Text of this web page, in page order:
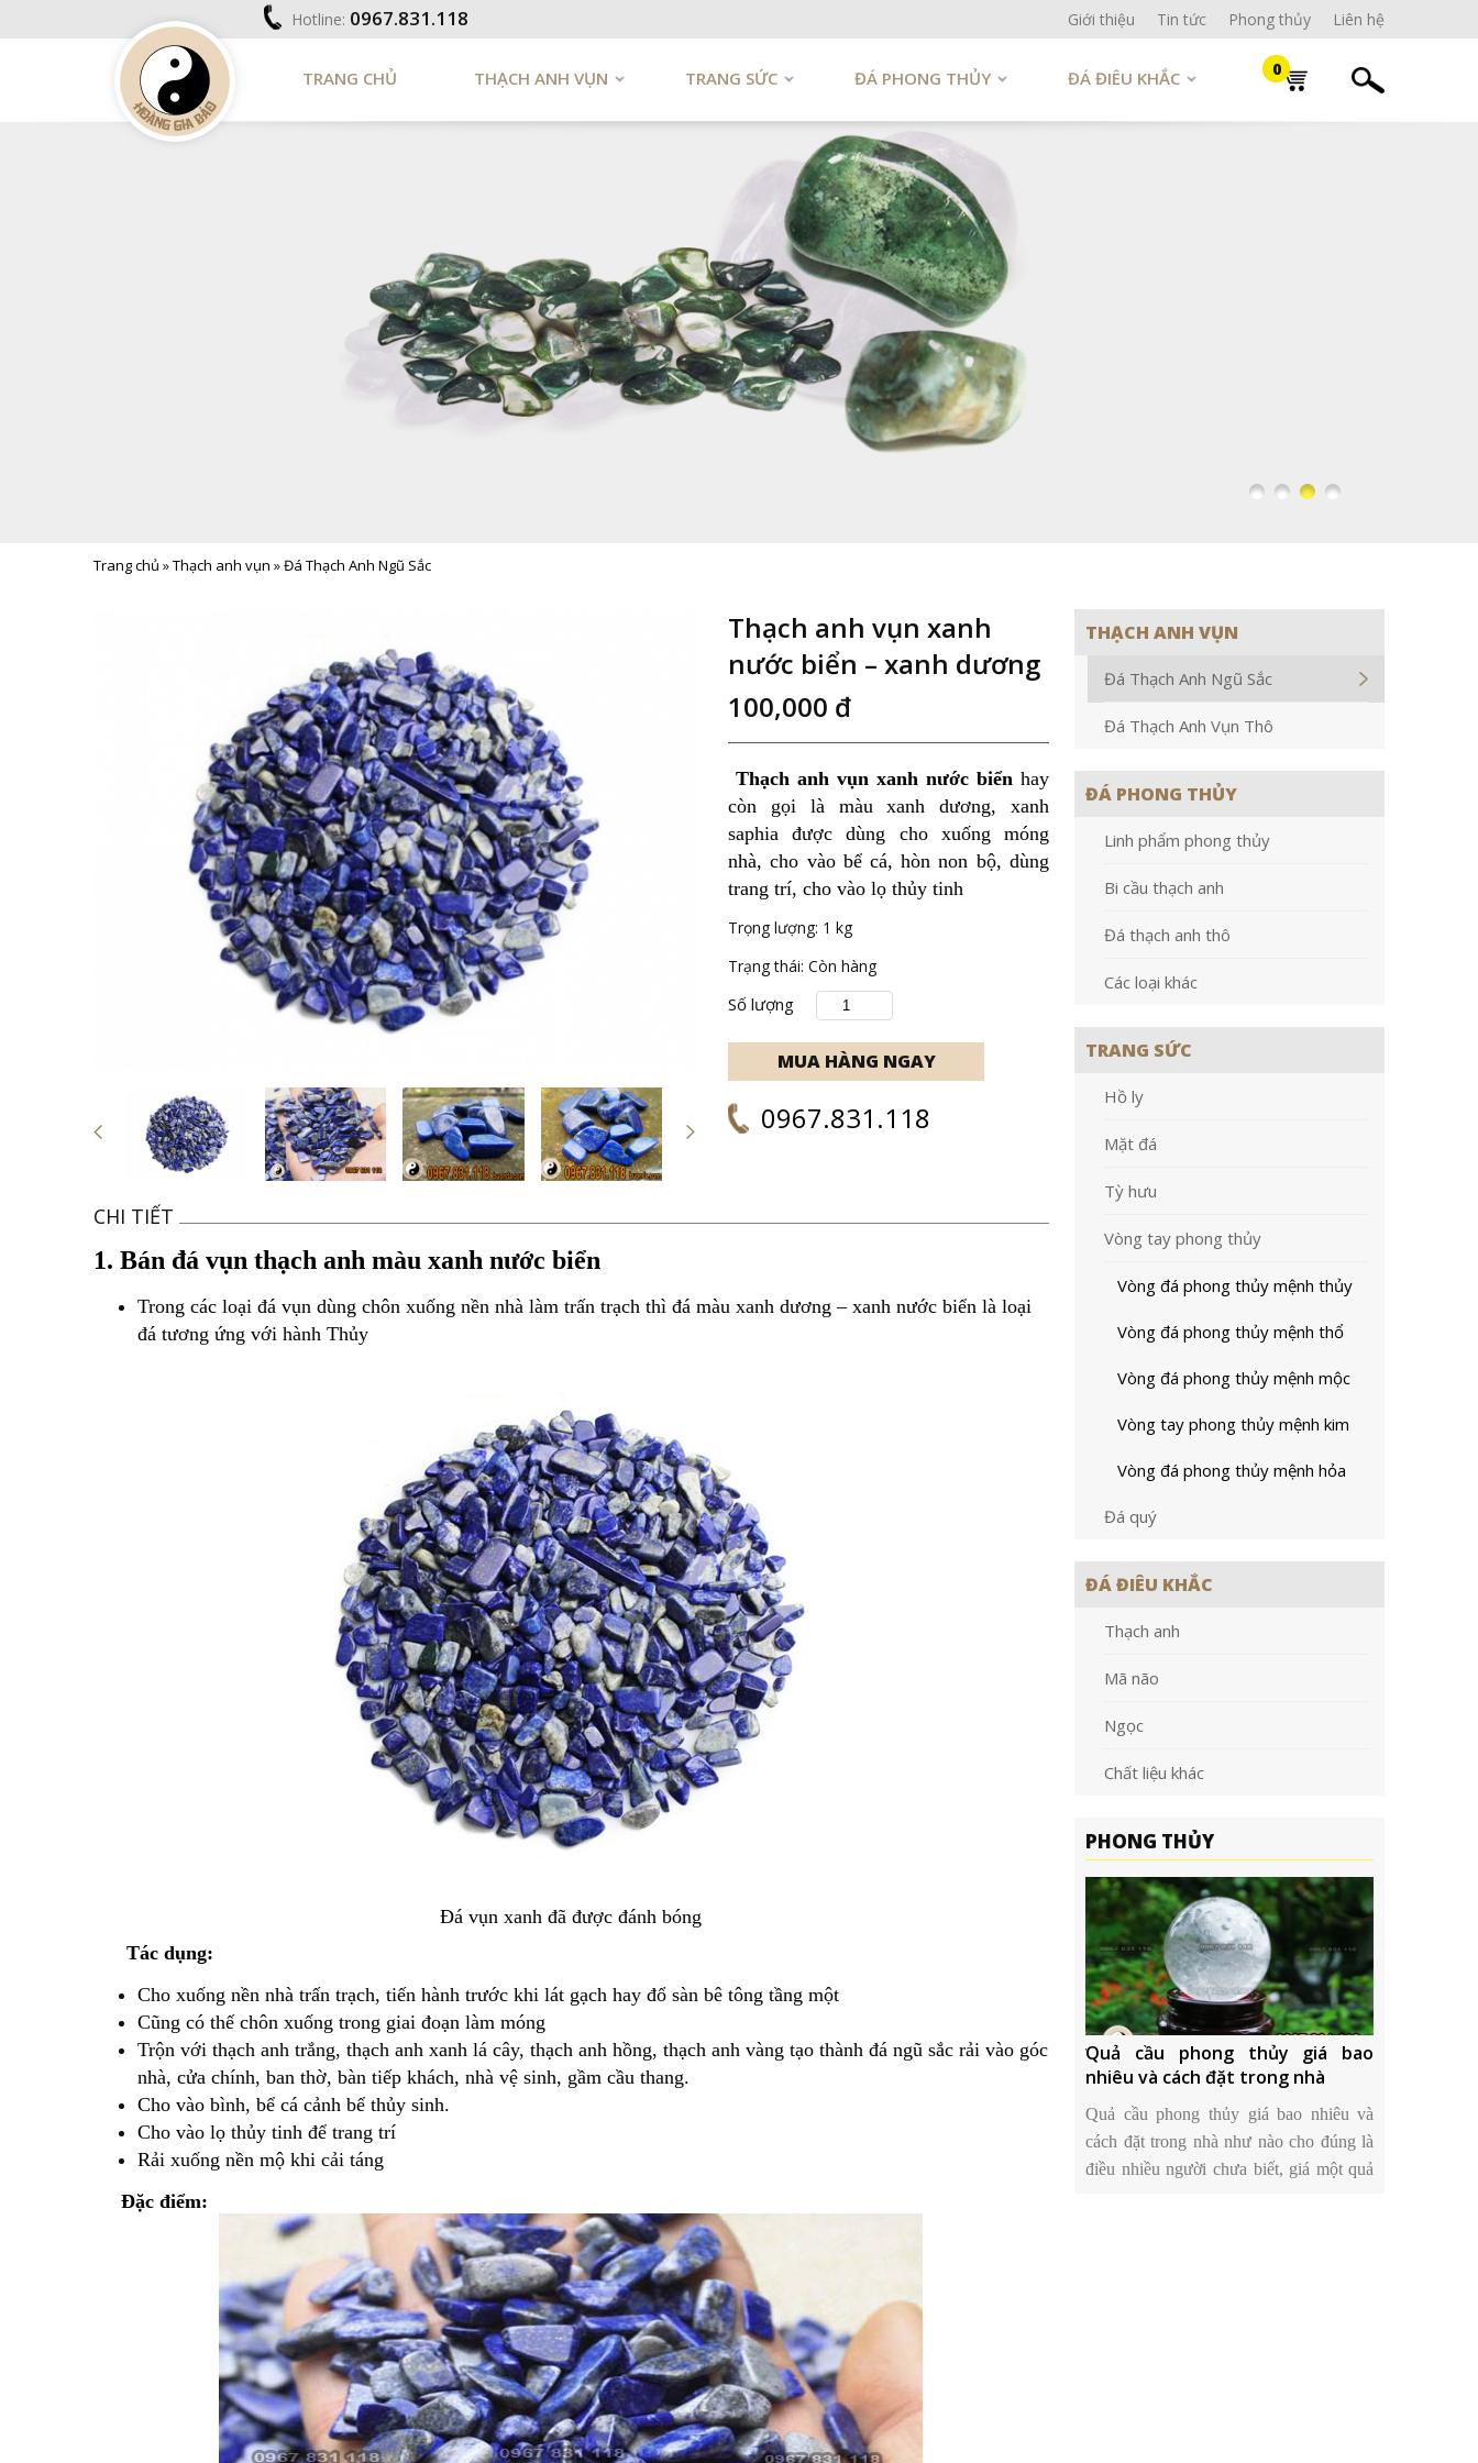
Hotline: 0967.831.118 Giới thiệu Tin tức Phong thủy Liên hệ
TRANG CHỦ THẠCH ANH VỤN TRANG SỨC ĐÁ PHONG THỦY ĐÁ ĐIÊU KHẮC 0
Trang chủ »Thạch anh vụn »Đá Thạch Anh Ngũ Sắc
THẠCH ANH VỤN
Đá Thạch Anh Ngũ Sắc
Đá Thạch Anh Vụn Thô
ĐÁ PHONG THỦY
Linh phẩm phong thủy
Bi cầu thạch anh
Đá thạch anh thô
Các loại khác
TRANG SỨC
Hồ ly
Mặt đá
Tỳ hưu
Vòng tay phong thủy
Vòng đá phong thủy mệnh thủy
Vòng đá phong thủy mệnh thổ
Vòng đá phong thủy mệnh mộc
Vòng tay phong thủy mệnh kim
Vòng đá phong thủy mệnh hỏa
Đá quý
ĐÁ ĐIÊU KHẮC
Thạch anh
Mã não
Ngọc
Chất liệu khác
PHONG THỦY
Cửa hàng đá phong thủy uy tín ở
Hà Nội bán đá thạch anh
Hoàng Gia Bảo là Cửa hàng đá phong
thủy uy tín ở Hà Nội bán đá thạch anh
được nhiều người biết tới và lựa chọn
thạch anh vụn rải nền nhà, nền mộ.
Quả cầu phong thủy giá bao
nhiêu và cách đặt trong nhà
triệu đồng.
Cửa hàng đá phong thủy uy tín ở
Hoàng Gia Bảo là Cửa hàng đá phong
thủy uy tín ở Hà Nội bán đá thạch anh
được nhiều người biết tới và lựa chọn
Quả cầu phong thủy giá bao
nhiêu và cách đặt trong nhà
Quả cầu phong thủy giá bao nhiêu và
cách đặt trong nhà như nào cho đúng là
điều nhiều người chưa biết, giá một quả
Thạch anh vụn xanh
nước biển – xanh dương
100,000 đ
Thạch anh vụn xanh nước biểnhay
còn gọi là màu xanh dương, xanh
saphia được dùng cho xuống móng
nhà, cho vào bể cá, hòn non bộ, dùng
trang trí, cho vào lọ thủy tinh
Trọng lượng: 1 kg
Trạng thái: Còn hàng
Số lượng
0967.831.118
CHI TIẾT
1. Bán đá vụn thạch anh màu xanh nước biển
Trong các loại đá vụn dùng chôn xuống nền nhà làm trấn trạch thì đá màu xanh dương – xanh nước biển là loại
đá tương ứng với hành Thủy
Đá vụn xanh đã được đánh bóng
Tác dụng:
Cho xuống nền nhà trấn trạch, tiến hành trước khi lát gạch hay đổ sàn bê tông tầng một
Cũng có thế chôn xuống trong giai đoạn làm móng
Trộn với thạch anh trắng, thạch anh xanh lá cây, thạch anh hồng, thạch anh vàng tạo thành đá ngũ sắc rải vào góc
nhà, cửa chính, ban thờ, bàn tiếp khách, nhà vệ sinh, gầm cầu thang.
Cho vào bình, bể cá cảnh bể thủy sinh.
Cho vào lọ thủy tinh để trang trí
Rải xuống nền mộ khi cải táng
Đặc điểm: